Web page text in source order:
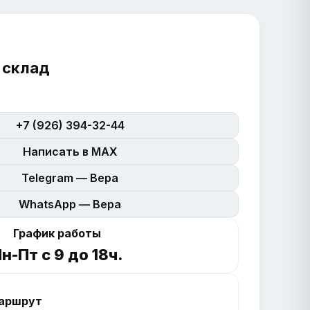
+7 (926) 394-32-44
Написать в MAX
Telegram — Вера
WhatsApp — Вера
График работы
Пт с 9 до 18ч.